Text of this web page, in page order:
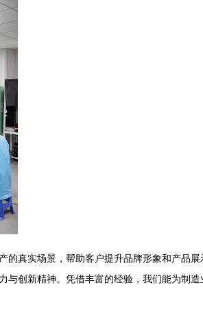
的真实场景，帮助客户提升品牌形象和产品展
与创新精神。凭借丰富的经验，我们能为制造